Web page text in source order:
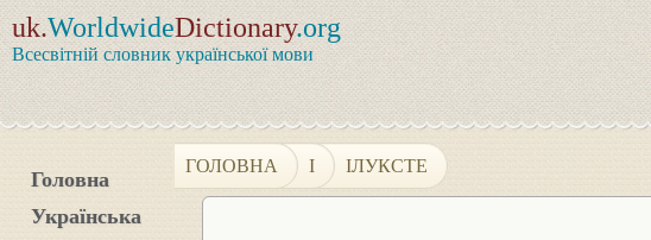
uk.WorldwideDictionary.org
Всесвітній словник української мови
Головна
Українська
ГОЛОВНА І ІЛУКСТЕ